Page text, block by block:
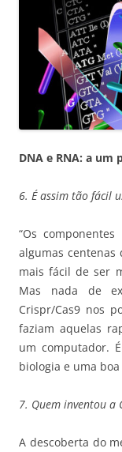
DNA e RNA: a um
6. É assim tão fácil
“Os
algumas
mais fácil de ser
Mas nada de
Crispr/Cas9 nos
faziam aquelas
um computador.
biologia e uma
7. Quem inventou a
A descoberta do